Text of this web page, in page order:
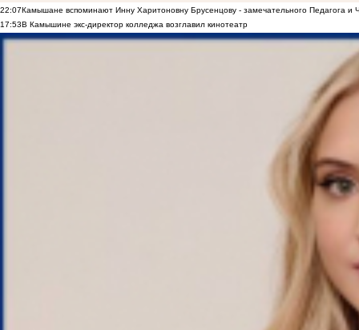
22:07Камышане вспоминают Инну Харитоновну Брусенцову - замечательного Педагога и
17:53В Камышине экс-директор колледжа возглавил кинотеатр